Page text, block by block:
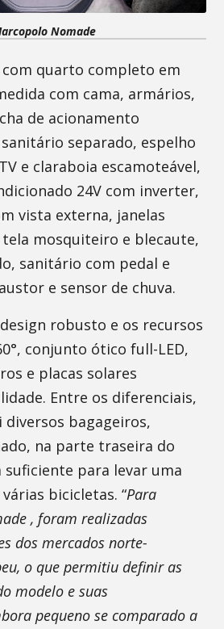
Nomade
quarto completo em
com cama, armários,
de acionamento
separado, espelho
e claraboia escamoteável,
24V com inverter,
vista externa, janelas
mosquiteiro e blecaute,
sanitário com pedal e
e sensor de chuva.
robusto e os recursos
conjunto ótico full-LED,
e placas solares
Entre os diferenciais,
diversos bagageiros,
na parte traseira do
suficiente para levar uma
bicicletas. “Para
, foram realizadas
dos mercados norte-
o que permitiu definir as
modelo e suas
pequeno se comparado a